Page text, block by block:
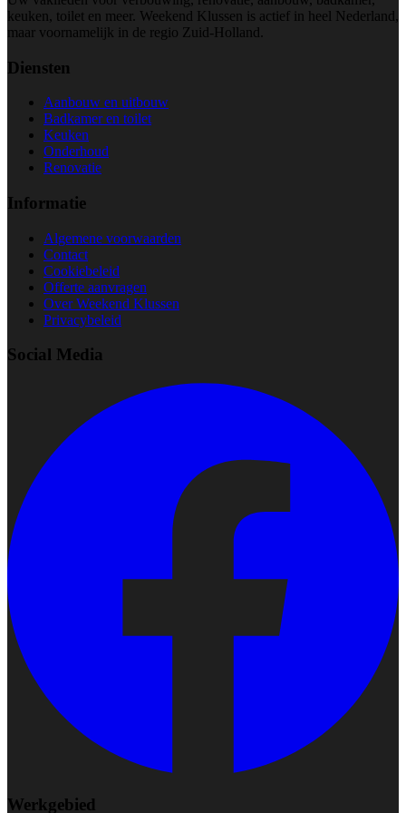
keuken, toilet en meer. Weekend Klussen is actief in heel Nederland,
maar voornamelijk in de regio Zuid-Holland.
Diensten
Aanbouw en uitbouw
Badkamer en toilet
Keuken
Onderhoud
Renovatie
Informatie
Algemene voorwaarden
Contact
Cookiebeleid
Offerte aanvragen
Over Weekend Klussen
Privacybeleid
Social Media
Werkgebied